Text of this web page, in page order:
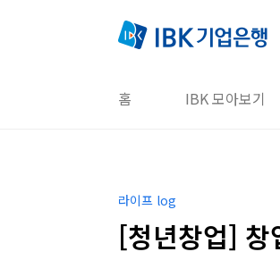
홈 IBK 모아보기
라이프 log
[청년창업] 창